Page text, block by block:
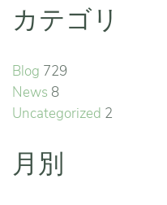
カテゴリ
Blog 729
News 8
Uncategorized 2
月別